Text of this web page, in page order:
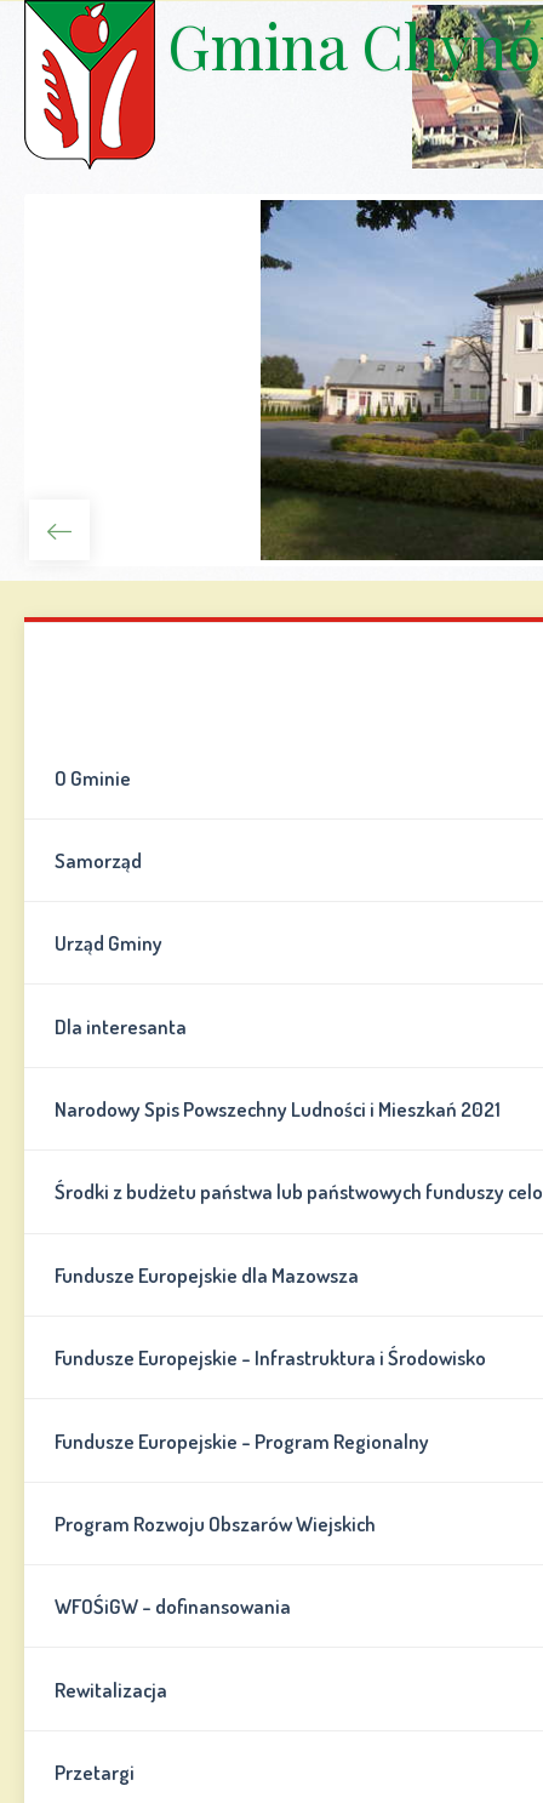
Gmina
O Gminie
Samorząd
Urząd Gminy
Dla interesanta
Narodowy Spis Powszechny Ludności i Mieszkań 2021
Środki z budżetu państwa lub państwowych funduszy
Fundusze Europejskie dla Mazowsza
Fundusze Europejskie - Infrastruktura i Środowisko
Fundusze Europejskie - Program Regionalny
Program Rozwoju Obszarów Wiejskich
WFOŚiGW - dofinansowania
Rewitalizacja
Przetargi